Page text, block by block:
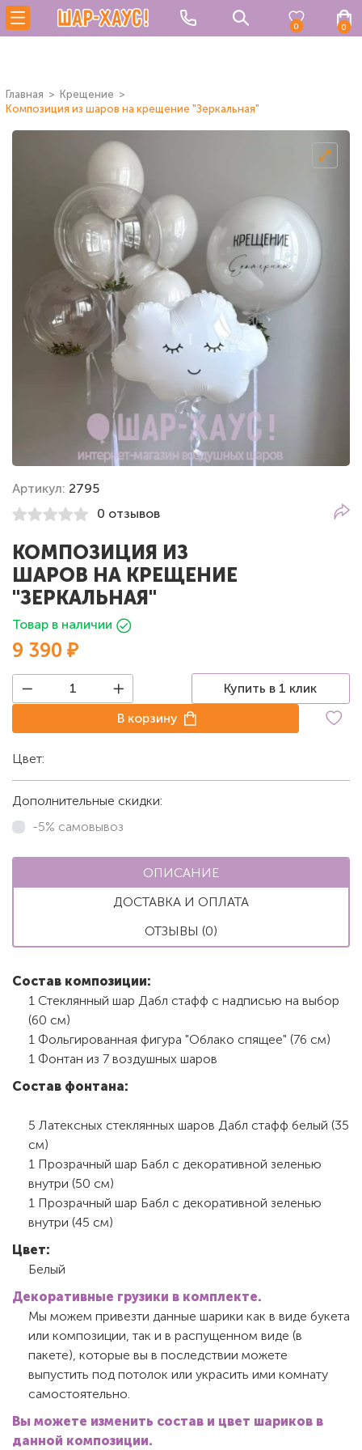
0 0
Главная
Крещение
Композиция из шаров на крещение "Зеркальная"
Артикул: 2795
0 отзывов
КОМПОЗИЦИЯ ИЗ
ШАРОВ НА КРЕЩЕНИЕ
"ЗЕРКАЛЬНАЯ"
Товар в наличии
9 390 ₽
Купить в 1 клик
В корзину
Цвет:
Дополнительные скидки:
-5% самовывоз
ОПИСАНИЕ
ДОСТАВКА И ОПЛАТА
ОТЗЫВЫ (0)
Состав композиции:
1 Стеклянный шар Дабл стафф с надписью на выбор
(60 см)
1 Фольгированная фигура "Облако спящее" (76 см)
1 Фонтан из 7 воздушных шаров
Состав фонтана:
5 Латексных стеклянных шаров Дабл стафф белый (35
см)
1 Прозрачный шар Бабл с декоративной зеленью
внутри (50 см)
1 Прозрачный шар Бабл с декоративной зеленью
внутри (45 см)
Цвет:
Белый
Декоративные грузики в комплекте.
Мы можем привезти данные шарики как в виде букета
или композиции, так и в распущенном виде (в
пакете), которые вы в последствии можете
выпустить под потолок или украсить ими комнату
самостоятельно.
Вы можете изменить состав и цвет шариков в
данной композиции.